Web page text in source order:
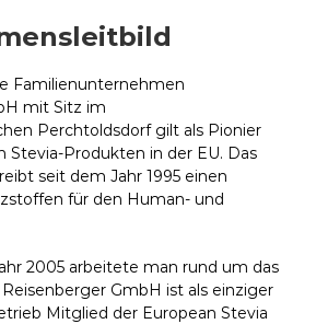
Familienunternehmen
mit Sitz im
Perchtoldsdorf gilt als Pionier
Stevia-Produkten in der EU. Das
seit dem Jahr 1995 einen
für den Human- und
2005 arbeitete man rund um das
GmbH ist als einziger
Mitglied der European Stevia